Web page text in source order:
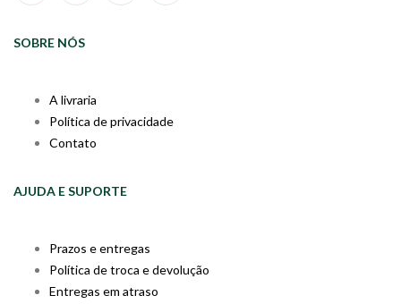
SOBRE NÓS
A livraria
Política de privacidade
Contato
AJUDA E SUPORTE
Prazos e entregas
Política de troca e devolução
Entregas em atraso